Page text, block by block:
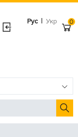
Рус | Укр 0